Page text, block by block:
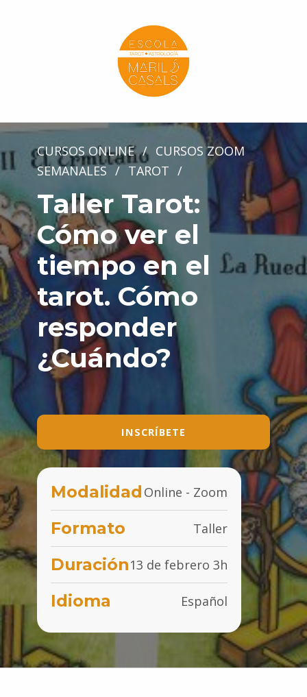
CURSOS ONLINE / CURSOS ZOOM
SEMANALES / TAROT /
Taller Tarot:
Cómo ver el
tiempo en el
tarot. Cómo
responder
¿Cuándo?
INSCRÍBETE
Modalidad Online - Zoom
Formato Taller
Duración13 de febrero 3h
Idioma Español